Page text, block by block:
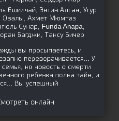
Ешилчай, Энгин Алтан, Угур
Овалы, Ахмет Мюмтаз
Сунар, Funda Anapa,
Багджи, Тансу Бичер
вы просыпаетесь, и
переворачивается... У
семья, но новость о смерти
ребенка полна тайн, и
Вы успешный
онлайн